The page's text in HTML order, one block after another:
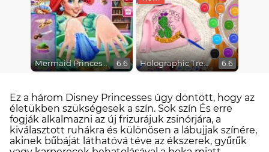
Mermaid Princess Nails Spa 6.6 Holographic Trends 6.6
Ez a három Disney Princesses úgy döntött, hogy az
életükben szükségesek a szín. Sok szín És erre
fogják alkalmazni az új frizurájuk zsinórjára, a
kiválasztott ruhákra és különösen a lábujjak színére,
akinek bűbáját láthatóvá téve az ékszerek, gyűrűk